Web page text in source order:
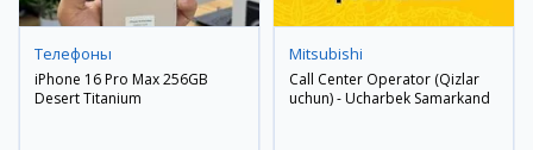
Телефоны
iPhone 16 Pro Max 256GB
Desert Titanium
Mitsubishi
Call Center Operator (Qizlar
uchun) - Ucharbek Samarkand